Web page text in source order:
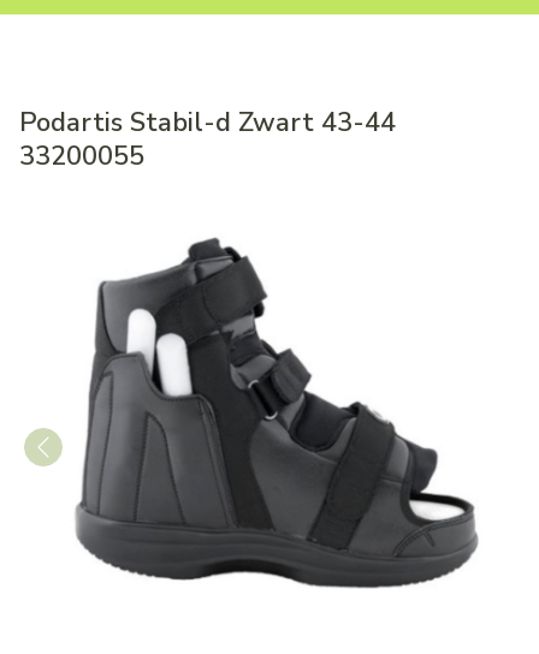
Podartis Stabil-d Zwart 43-44
33200055